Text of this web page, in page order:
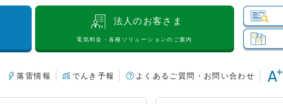
法人のお客さま
電気料金・各種ソリューションのご案内
落雷情報 でんき予報 よくあるご質問・お問い合わせ